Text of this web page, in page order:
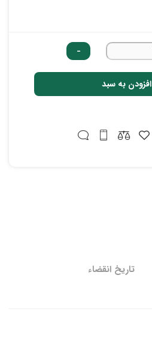
-
افزودن به سبد
تاریخ انقضاء